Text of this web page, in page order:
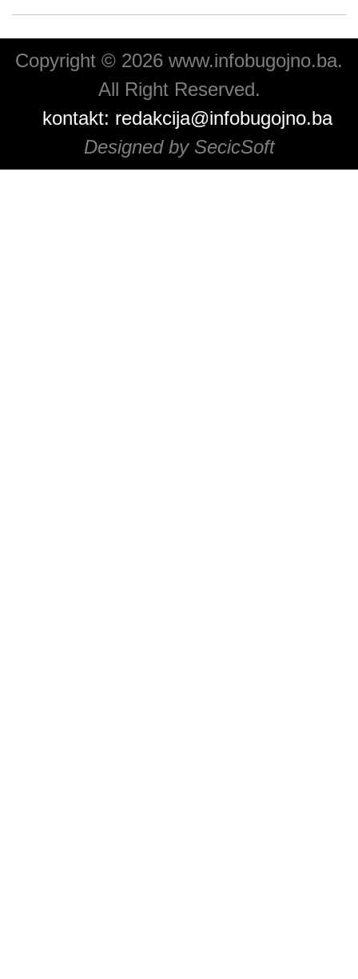
Copyright © 2026 www.infobugojno.ba.
All Right Reserved.
kontakt: redakcija@infobugojno.ba
Designed by SecicSoft